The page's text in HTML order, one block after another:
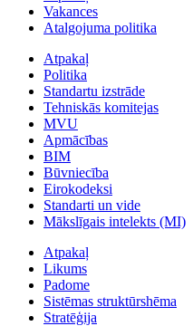
Vakances
Atalgojuma politika
Atpakaļ
Politika
Standartu izstrāde
Tehniskās komitejas
MVU
Apmācības
BIM
Būvniecība
Eirokodeksi
Standarti un vide
Mākslīgais intelekts (MI)
Atpakaļ
Likums
Padome
Sistēmas struktūrshēma
Stratēģija